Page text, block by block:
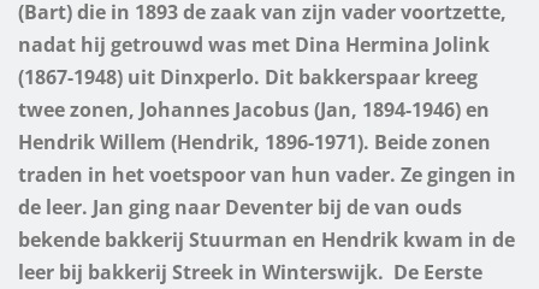
(Bart) die in 1893 de zaak van zijn vader voortzette,
nadat hij getrouwd was met Dina Hermina Jolink
(1867-1948) uit Dinxperlo. Dit bakkerspaar kreeg
twee zonen, Johannes Jacobus (Jan, 1894-1946) en
Hendrik Willem (Hendrik, 1896-1971). Beide zonen
traden in het voetspoor van hun vader. Ze gingen in
de leer. Jan ging naar Deventer bij de van ouds
bekende bakkerij Stuurman en Hendrik kwam in de
leer bij bakkerij Streek in Winterswijk. De Eerste